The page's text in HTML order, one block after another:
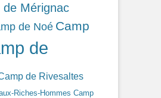
de Mérignac
de Noé Camp
de
de Rivesaltes
Riches-Hommes Camp